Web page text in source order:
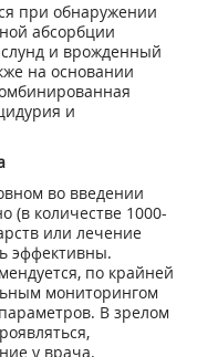
при обнаружении
абсорбции
и врожденный
на основании
и
во введении
(в количестве 1000-
или лечение
эффективны.
по крайней
мониторингом
В зрелом
у врача.